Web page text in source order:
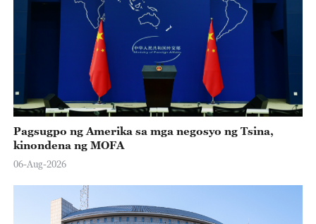
Pagsugpo ng Amerika sa mga negosyo ng Tsina,
kinondena ng MOFA
06-Aug-2026